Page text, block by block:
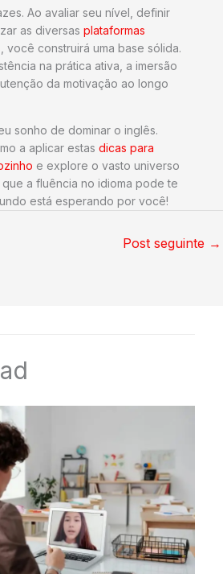
Ao avaliar seu nível, definir
as diversas plataformas
, você construirá uma base sólida.
na prática ativa, a imersão
da motivação ao longo
sonho de dominar o inglês.
a aplicar estas dicas para
e explore o vasto universo
a fluência no idioma pode te
está esperando por você!
Post seguinte →